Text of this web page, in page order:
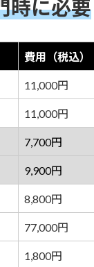
時に必要
費用（税込）
11,000円
11,000円
7,700円
9,900円
8,800円
77,000円
1,800円